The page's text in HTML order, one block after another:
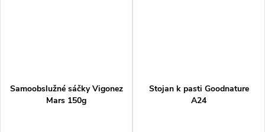
Samoobslužné sáčky Vigonez
Mars 150g
Stojan k pasti Goodnature
A24